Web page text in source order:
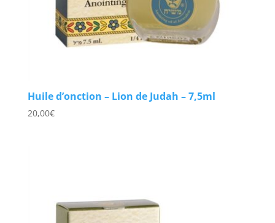
Huile d’onction – Lion de Judah – 7,5ml
20,00€